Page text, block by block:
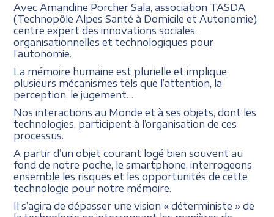
Avec Amandine Porcher Sala, association TASDA
(Technopôle Alpes Santé à Domicile et Autonomie),
centre expert des innovations sociales,
organisationnelles et technologiques pour
l’autonomie.
La mémoire humaine est plurielle et implique
plusieurs mécanismes tels que l’attention, la
perception, le jugement…
Nos interactions au Monde et à ses objets, dont les
technologies, participent à l’organisation de ces
processus.
A partir d’un objet courant logé bien souvent au
fond de notre poche, le smartphone, interrogeons
ensemble les risques et les opportunités de cette
technologie pour notre mémoire.
Il s’agira de dépasser une vision « déterministe » de